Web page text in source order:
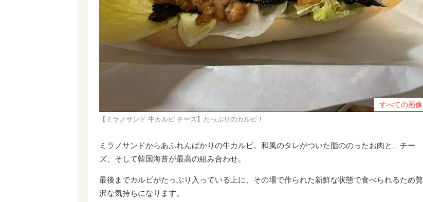
すべての画像
【ミラノサンド 牛カルビ チーズ】たっぷりのカルビ！
ミラノサンドからあふれんばかりの牛カルビ。和風のタレがついた脂ののったお肉と、チー
ズ、そして韓国海苔が最高の組み合わせ。
最後までカルビがたっぷり入っている上に、その場で作られた新鮮な状態で食べられるため贅
沢な気持ちになります。